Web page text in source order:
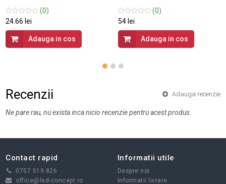
(0)
24.66 lei
Adauga in cos
(0)
54 lei
Adauga in cos
Recenzii Adauga recenzie
Ne pare rau, nu exista inca nicio recenzie pentru acest produs.
Contact rapid
0757 519 826
office@led-concept.ro
Informatii utile
Despre noi
Informatii livrare